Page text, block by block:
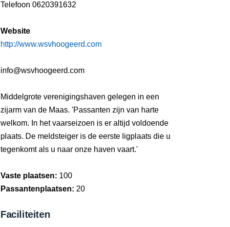
Telefoon 0620391632
Website
http://www.wsvhoogeerd.com
info@wsvhoogeerd.com
Middelgrote verenigingshaven gelegen in een
zijarm van de Maas. 'Passanten zijn van harte
welkom. In het vaarseizoen is er altijd voldoende
plaats. De meldsteiger is de eerste ligplaats die u
tegenkomt als u naar onze haven vaart.'
Vaste plaatsen: 100
Passantenplaatsen: 20
Faciliteiten